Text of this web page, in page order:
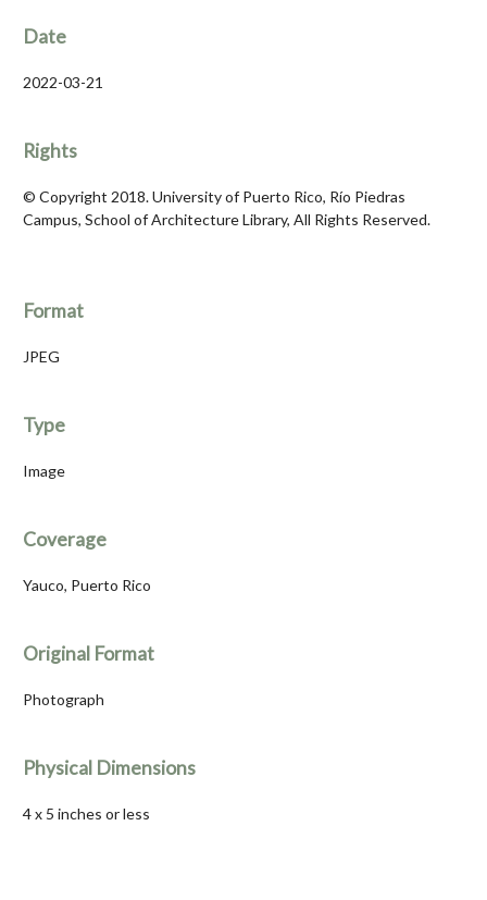
Date
2022-03-21
Rights
© Copyright 2018. University of Puerto Rico, Río Piedras
Campus, School of Architecture Library, All Rights Reserved.
Format
JPEG
Type
Image
Coverage
Yauco, Puerto Rico
Original Format
Photograph
Physical Dimensions
4 x 5 inches or less